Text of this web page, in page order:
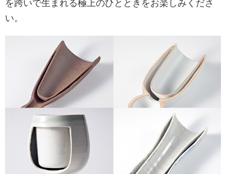
を跨いで生まれる極上のひとときをお楽しみくださ
い。